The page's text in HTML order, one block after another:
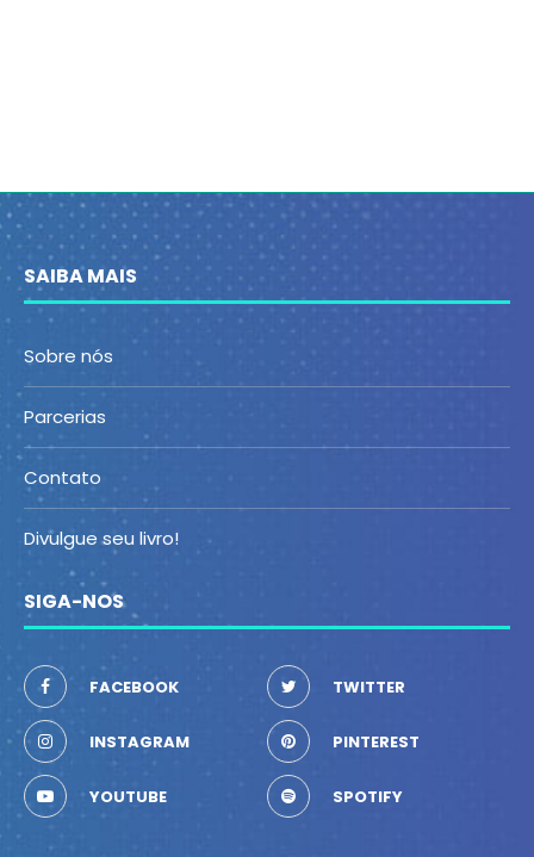
SAIBA MAIS
Sobre nós
Parcerias
Contato
Divulgue seu livro!
SIGA-NOS
FACEBOOK TWITTER
INSTAGRAM PINTEREST
YOUTUBE SPOTIFY